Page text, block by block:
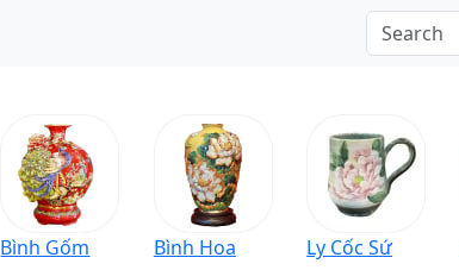
Bình Gốm Bình Hoa Ly Cốc Sứ